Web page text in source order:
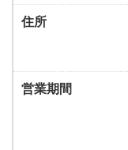
住所
営業期間